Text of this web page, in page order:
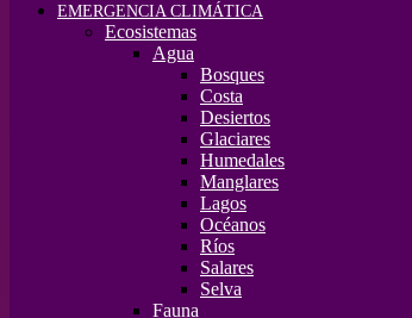
EMERGENCIA CLIMÁTICA
Ecosistemas
Agua
Bosques
Costa
Desiertos
Glaciares
Humedales
Manglares
Lagos
Océanos
Ríos
Salares
Selva
Fauna